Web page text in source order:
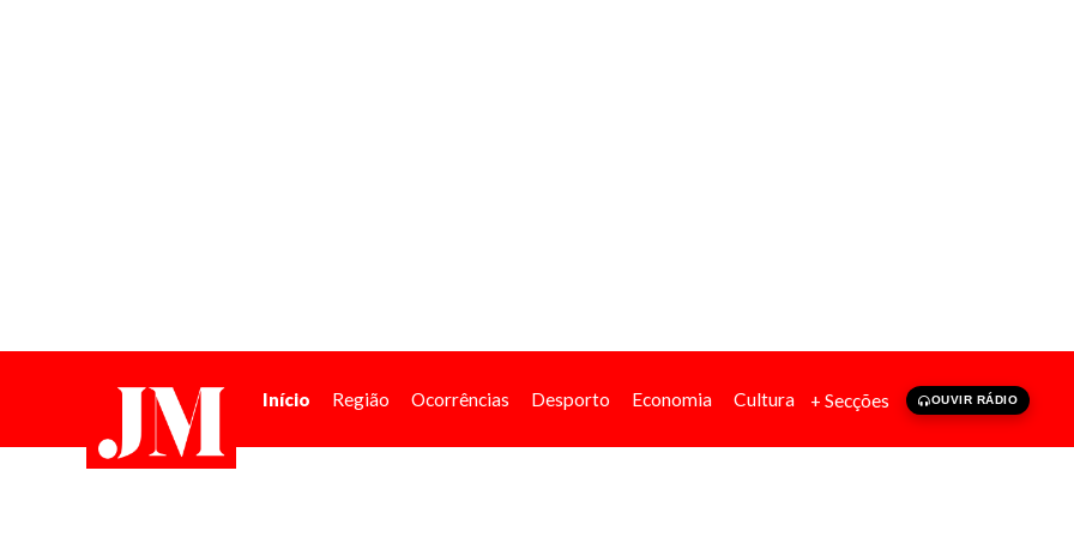
Início Região Ocorrências Desporto Economia Cultura + Secções OUVIR RÁDIO